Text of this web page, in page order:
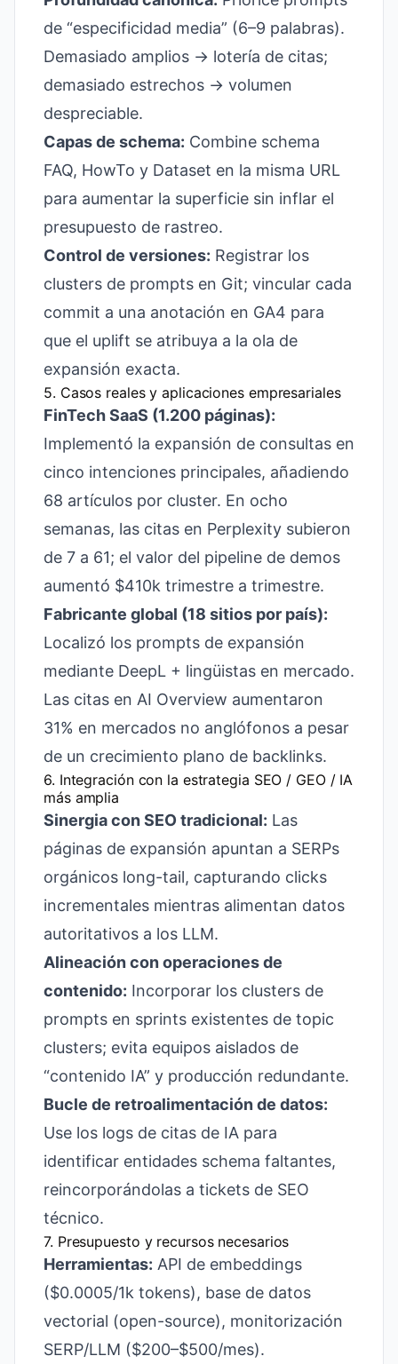
de “especificidad media” (6–9 palabras).
Demasiado amplios → lotería de citas;
demasiado estrechos → volumen
despreciable.
Capas de schema: Combine schema
FAQ, HowTo y Dataset en la misma URL
para aumentar la superficie sin inflar el
presupuesto de rastreo.
Control de versiones: Registrar los
clusters de prompts en Git; vincular cada
commit a una anotación en GA4 para
que el uplift se atribuya a la ola de
expansión exacta.
5. Casos reales y aplicaciones empresariales
FinTech SaaS (1.200 páginas):
Implementó la expansión de consultas en
cinco intenciones principales, añadiendo
68 artículos por cluster. En ocho
semanas, las citas en Perplexity subieron
de 7 a 61; el valor del pipeline de demos
aumentó $410k trimestre a trimestre.
Fabricante global (18 sitios por país):
Localizó los prompts de expansión
mediante DeepL + lingüistas en mercado.
Las citas en AI Overview aumentaron
31% en mercados no anglófonos a pesar
de un crecimiento plano de backlinks.
6. Integración con la estrategia SEO / GEO / IA
más amplia
Sinergia con SEO tradicional: Las
páginas de expansión apuntan a SERPs
orgánicos long-tail, capturando clicks
incrementales mientras alimentan datos
autoritativos a los LLM.
Alineación con operaciones de
contenido: Incorporar los clusters de
prompts en sprints existentes de topic
clusters; evita equipos aislados de
“contenido IA” y producción redundante.
Bucle de retroalimentación de datos:
Use los logs de citas de IA para
identificar entidades schema faltantes,
reincorporándolas a tickets de SEO
técnico.
7. Presupuesto y recursos necesarios
Herramientas: API de embeddings
($0.0005/1k tokens), base de datos
vectorial (open-source), monitorización
SERP/LLM ($200–$500/mes).